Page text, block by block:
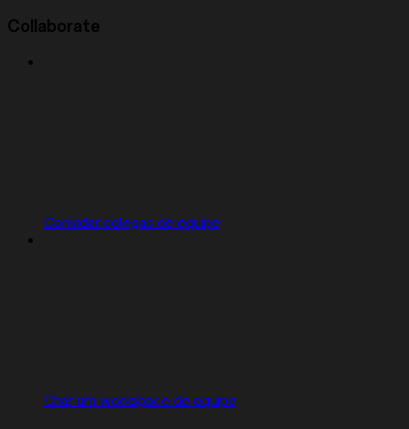
Collaborate
Convidar colegas de equipe
Criar um workspace de equipe